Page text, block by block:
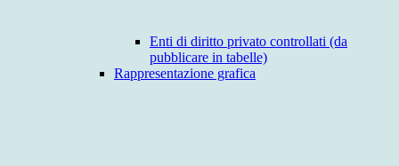
Enti di diritto privato controllati (da
pubblicare in tabelle)
Rappresentazione grafica